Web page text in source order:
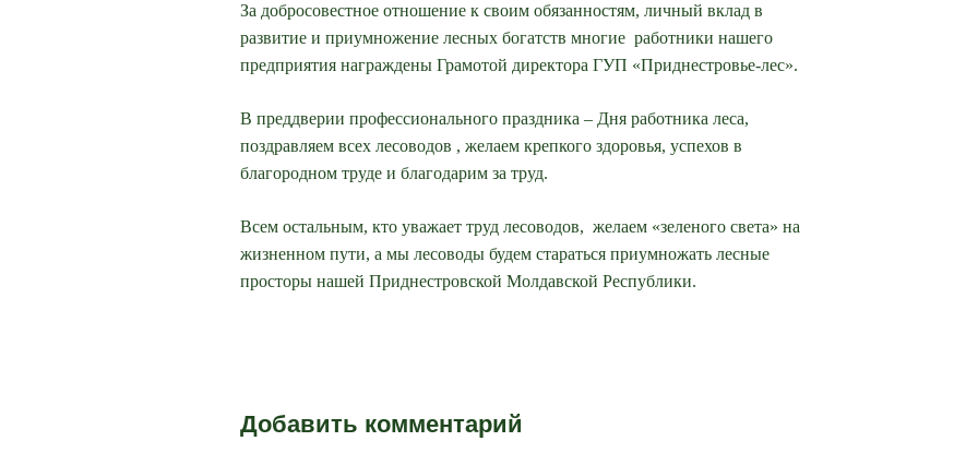
За добросовестное отношение к своим обязанностям, личный вклад в
развитие и приумножение лесных богатств многие работники нашего
предприятия награждены Грамотой директора ГУП «Приднестровье-лес».
В преддверии профессионального праздника – Дня работника леса,
поздравляем всех лесоводов , желаем крепкого здоровья, успехов в
благородном труде и благодарим за труд.
Всем остальным, кто уважает труд лесоводов, желаем «зеленого света» на
жизненном пути, а мы лесоводы будем стараться приумножать лесные
просторы нашей Приднестровской Молдавской Республики.
Добавить комментарий